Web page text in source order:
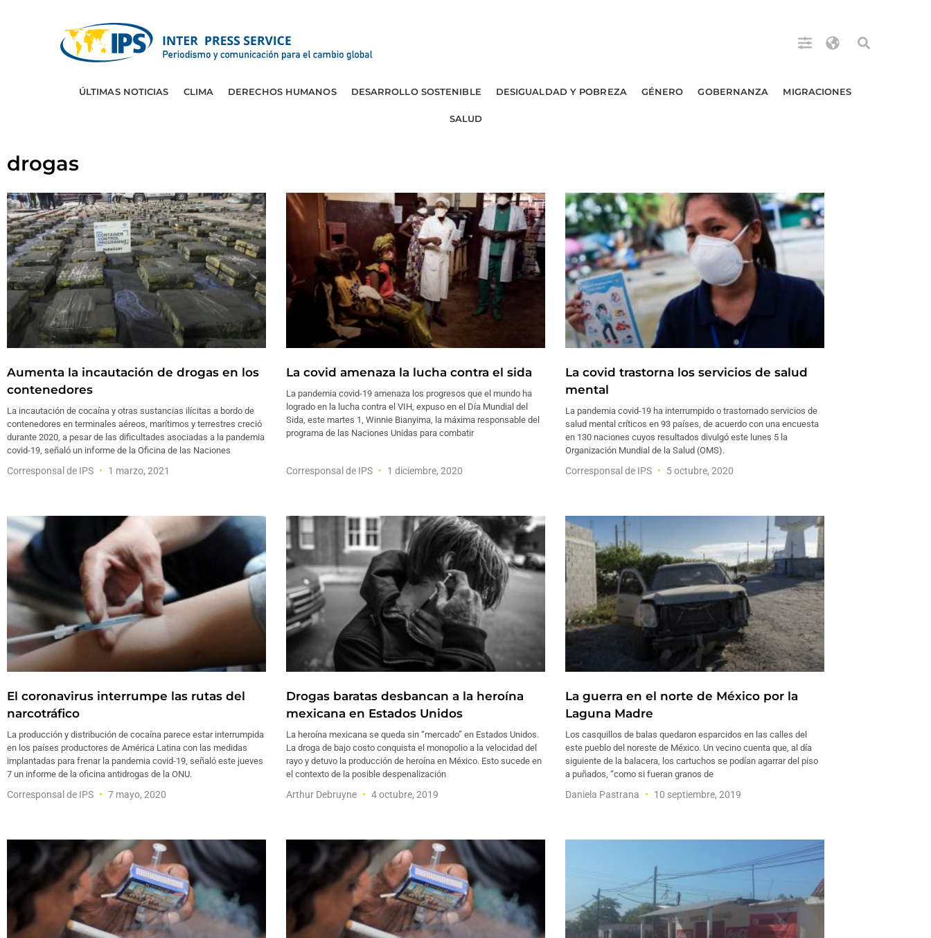
ÚLTIMAS NOTICIAS CLIMA DERECHOS HUMANOS DESARROLLO SOSTENIBLE DESIGUALDAD Y POBREZA GÉNERO GOBERNANZA MIGRACIONES
SALUD
drogas
Aumenta la incautación de drogas en los
contenedores
La incautación de cocaína y otras sustancias ilícitas a bordo de
contenedores en terminales aéreos, marítimos y terrestres creció
durante 2020, a pesar de las dificultades asociadas a la pandemia
covid-19, señaló un informe de la Oficina de las Naciones
Corresponsal de IPS 1 marzo, 2021
La covid amenaza la lucha contra el sida
La pandemia covid-19 amenaza los progresos que el mundo ha
logrado en la lucha contra el VIH, expuso en el Día Mundial del
Sida, este martes 1, Winnie Bianyima, la máxima responsable del
programa de las Naciones Unidas para combatir
Corresponsal de IPS 1 diciembre, 2020
La covid trastorna los servicios de salud
mental
La pandemia covid-19 ha interrumpido o trastornado servicios de
salud mental críticos en 93 países, de acuerdo con una encuesta
en 130 naciones cuyos resultados divulgó este lunes 5 la
Organización Mundial de la Salud (OMS).
Corresponsal de IPS 5 octubre, 2020
El coronavirus interrumpe las rutas del
narcotráfico
La producción y distribución de cocaína parece estar interrumpida
en los países productores de América Latina con las medidas
implantadas para frenar la pandemia covid-19, señaló este jueves
7 un informe de la oficina antidrogas de la ONU.
Corresponsal de IPS 7 mayo, 2020
Drogas baratas desbancan a la heroína
mexicana en Estados Unidos
La heroína mexicana se queda sin “mercado” en Estados Unidos.
La droga de bajo costo conquista el monopolio a la velocidad del
rayo y detuvo la producción de heroína en México. Esto sucede en
el contexto de la posible despenalización
Arthur Debruyne 4 octubre, 2019
La guerra en el norte de México por la
Laguna Madre
Los casquillos de balas quedaron esparcidos en las calles del
este pueblo del noreste de México. Un vecino cuenta que, al día
siguiente de la balacera, los cartuchos se podían agarrar del piso
a puñados, “como si fueran granos de
Daniela Pastrana 10 septiembre, 2019